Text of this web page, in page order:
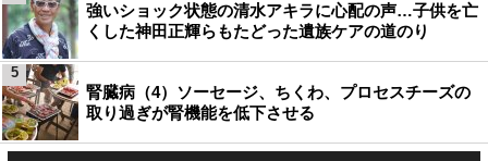
強いショック状態の清水アキラに心配の声…子供を亡
くした神田正輝らもたどった遺族ケアの道のり
腎臓病（4）ソーセージ、ちくわ、プロセスチーズの
取り過ぎが腎機能を低下させる
5